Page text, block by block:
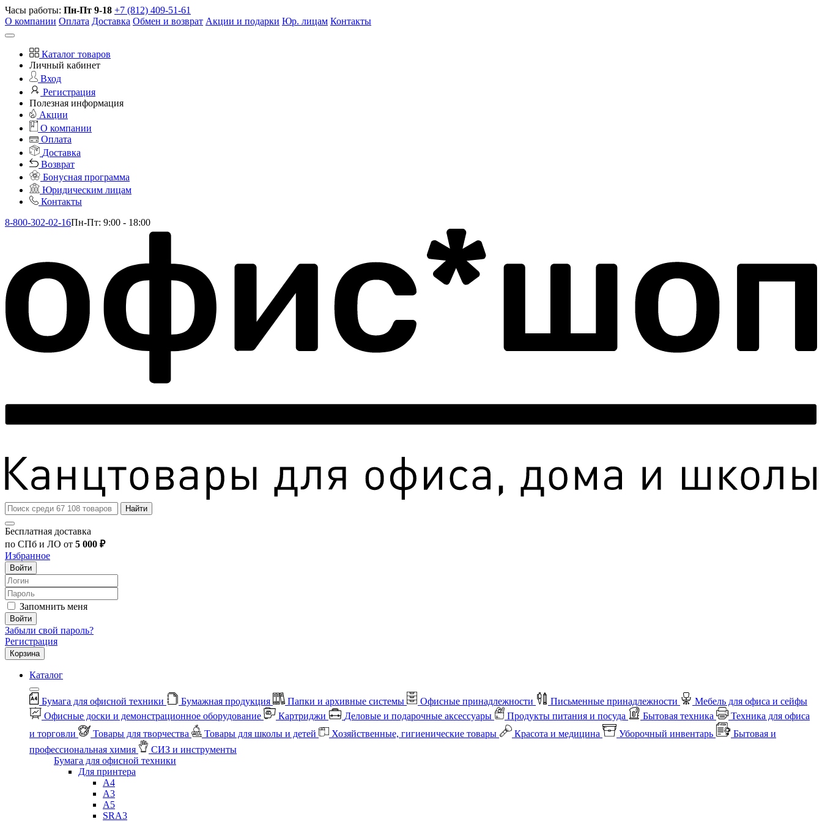
Часы работы: Пн-Пт 9-18 +7 (812) 409-51-61
О компании Оплата Доставка Обмен и возврат Акции и подарки Юр. лицам Контакты
Каталог товаров
Личный кабинет
Вход
Регистрация
Полезная информация
Акции
О компании
Оплата
Доставка
Возврат
Бонусная программа
Юридическим лицам
Контакты
8-800-302-02-16Пн-Пт: 9:00 - 18:00
Найти
Бесплатная доставка
по СПб и ЛО от 5 000 ₽
Избранное
Войти
Запомнить меня
Войти
Забыли свой пароль?
Регистрация
Корзина
Каталог
Бумага для офисной техники Бумажная продукция Папки и архивные системы Офисные принадлежности Письменные принадлежности
Мебель для офиса и сейфы
Офисные доски и демонстрационное оборудование
Картриджи Деловые и подарочные аксессуары Продукты питания и посуда Бытовая техника
Техника для офиса
и торговли
Товары для творчества Товары для школы и детей Хозяйственные, гигиенические товары Красота и медицина Уборочный инвентарь
Бытовая и
профессиональная химия
СИЗ и инструменты
Бумага для офисной техники
Для принтера
А4
А3
А5
SRA3